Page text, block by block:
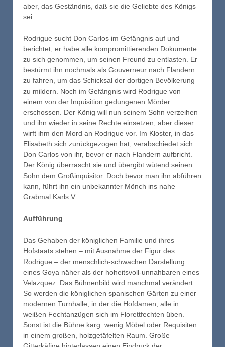
aber, das Geständnis, daß sie die Geliebte des Königs
sei.
Rodrigue sucht Don Carlos im Gefängnis auf und
berichtet, er habe alle kompromittierenden Dokumente
zu sich genommen, um seinen Freund zu entlasten. Er
bestürmt ihn nochmals als Gouverneur nach Flandern
zu fahren, um das Schicksal der dortigen Bevölkerung
zu mildern. Noch im Gefängnis wird Rodrigue von
einem von der Inquisition gedungenen Mörder
erschossen. Der König will nun seinem Sohn verzeihen
und ihn wieder in seine Rechte einsetzen, aber dieser
wirft ihm den Mord an Rodrigue vor. Im Kloster, in das
Elisabeth sich zurückgezogen hat, verabschiedet sich
Don Carlos von ihr, bevor er nach Flandern aufbricht.
Der König überrascht sie und übergibt wütend seinen
Sohn dem Großinquisitor. Doch bevor man ihn abführen
kann, führt ihn ein unbekannter Mönch ins nahe
Grabmal Karls V.
Aufführung
Das Gehaben der königlichen Familie und ihres
Hofstaats stehen – mit Ausnahme der Figur des
Rodrigue – der menschlich-schwachen Darstellung
eines Goya näher als der hoheitsvoll-unnahbaren eines
Velazquez. Das Bühnenbild wird manchmal verändert.
So werden die königlichen spanischen Gärten zu einer
modernen Turnhalle, in der die Hofdamen, alle in
weißen Fechtanzügen sich im Florettfechten üben.
Sonst ist die Bühne karg: wenig Möbel oder Requisiten
in einem großen, holzgetäfelten Raum. Große